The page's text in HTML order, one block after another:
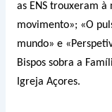
as ENS trouxeram à
movimento»; «O
mundo» e
Bispos sobra a
Igreja Açores.